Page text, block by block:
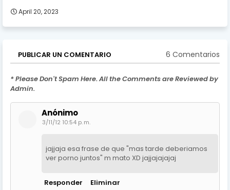
April 20, 2023
PUBLICAR UN COMENTARIO 6 Comentarios
* Please Don't Spam Here. All the Comments are Reviewed by
Admin.
Anónimo
3/11/12 10:54 p. m.
jajjaja esa frase de que "mas tarde deberiamos
ver porno juntos" m mato XD jajjajajajaj
Responder Eliminar